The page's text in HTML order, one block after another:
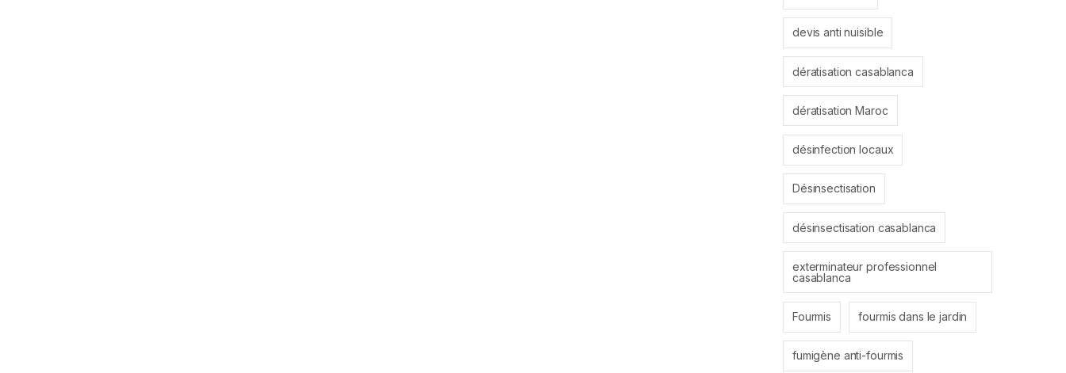
devis anti nuisible
dératisation casablanca
dératisation Maroc
désinfection locaux
Désinsectisation
désinsectisation casablanca
exterminateur professionnel
casablanca
Fourmis fourmis dans le jardin
fumigène anti-fourmis